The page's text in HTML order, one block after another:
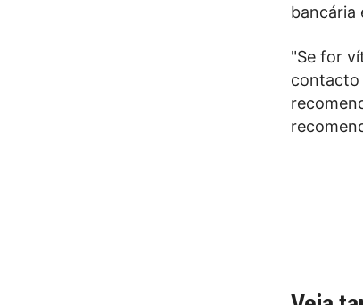
bancária
"Se for
contacto